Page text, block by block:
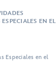
EN EL
Especiales en el